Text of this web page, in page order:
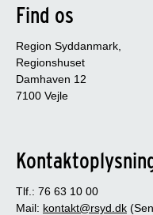
Find os
Region Syddanmark,
Regionshuset
Damhaven 12
7100 Vejle
Tlf.: 76 63 10 00
Mail: kontakt@rsyd.dk